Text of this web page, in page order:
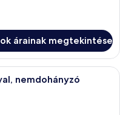
árainak megtekintése
kis méretű szállodai szoba, két
nemdohányzó